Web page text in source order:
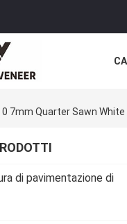
0 7mm Quarter Sawn
di pavimentazione di